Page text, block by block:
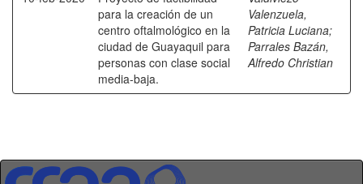
para la creación de un
centro oftalmológico en la
ciudad de Guayaquil para
personas con clase social
media-baja.
Valenzuela,
Patricia Luciana;
Parrales Bazán,
Alfredo Christian